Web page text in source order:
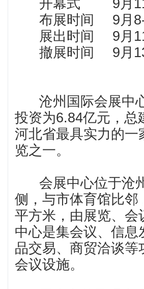
开幕式
9月
布展时间
9月
展出时间
9月
撤展时间
9月
沧州国际会展中
投资为6.84亿元，总
河北省最具实力的
览之一。
会展中心位于沧
侧，与市体育馆比
平方米，由展览、
中心是集会议、信
品交易、商贸洽谈
会议设施。